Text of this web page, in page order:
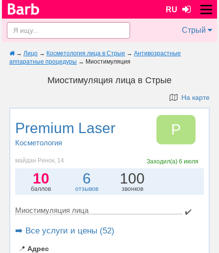
RU
Стрый
→ Лицо → Косметология лица в Стрые → Антивозрастные
аппаратные процедуры → Миостимуляция
Миостимуляция лица в Стрые
На карте
Premium Laser
Косметология
P
майдан Ринок, 14 Заходил(а) 6 июля
10
баллов
6
отзывов
100
звонков
Миостимуляция лица ✔️
➡️ Все услуги и цены (52)
📍 Адрес